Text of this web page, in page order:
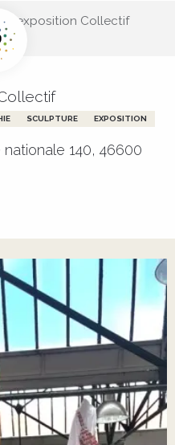
- exposition Collectif
SCULPTURE EXPOSITION
140, 46600